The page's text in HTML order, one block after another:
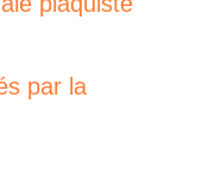
par la